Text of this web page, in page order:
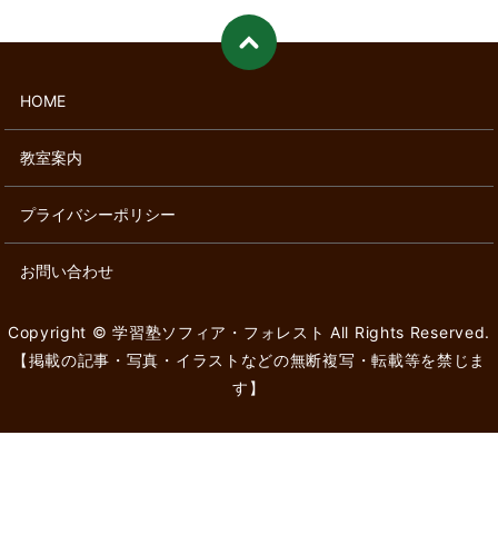
HOME
教室案内
プライバシーポリシー
お問い合わせ
Copyright © 学習塾ソフィア・フォレスト All Rights Reserved.
【掲載の記事・写真・イラストなどの無断複写・転載等を禁じま
す】